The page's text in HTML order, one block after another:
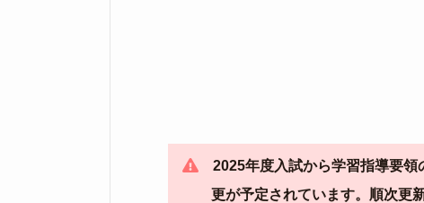
2025年度入試から学習指導要
更が予定されています。順次更